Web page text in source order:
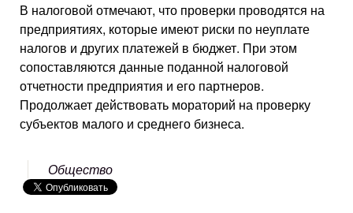
В налоговой отмечают, что проверки проводятся на
предприятиях, которые имеют риски по неуплате
налогов и других платежей в бюджет. При этом
сопоставляются данные поданной налоговой
отчетности предприятия и его партнеров.
Продолжает действовать мораторий на проверку
субъектов малого и среднего бизнеса.
Общество